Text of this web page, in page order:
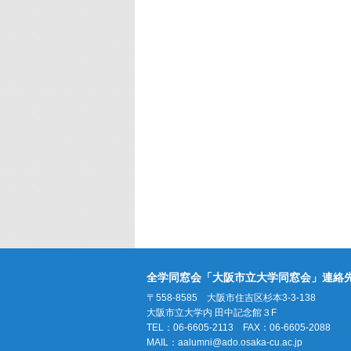
全学同窓会「大阪市立大学同窓会」連絡
〒558-8585 大阪市住吉区杉本3-3-138
大阪市立大学内 田中記念館３F
TEL：06-6605-2113 FAX：06-6605-2088
MAIL： aalumni@ado.osaka-cu.ac.jp